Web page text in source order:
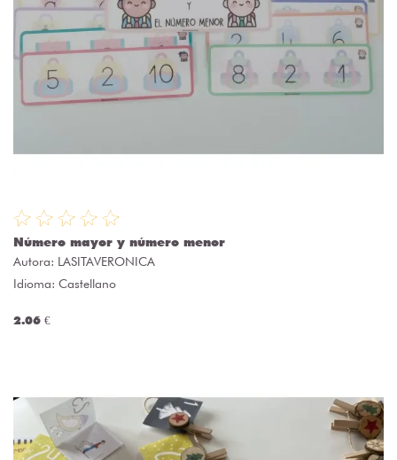
Número mayor y número menor
Autora: LASITAVERONICA
Idioma: Castellano
2.06 €